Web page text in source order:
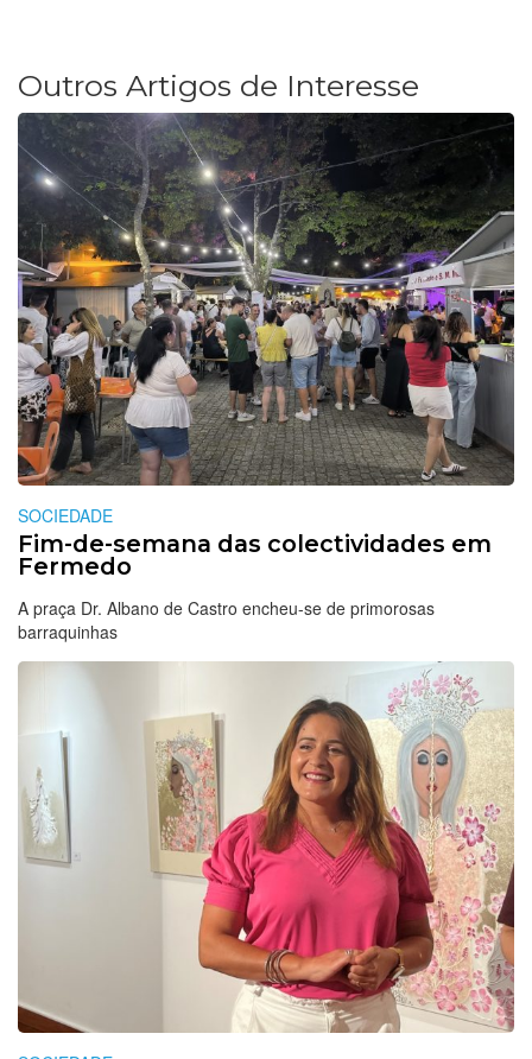
Outros Artigos de Interesse
SOCIEDADE
Fim-de-semana das colectividades em
Fermedo
A praça Dr. Albano de Castro encheu-se de primorosas
barraquinhas